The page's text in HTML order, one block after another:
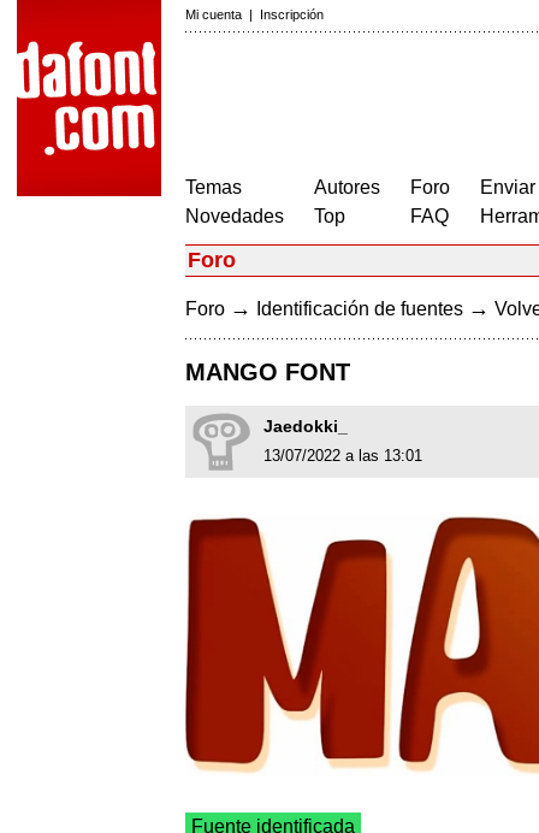
Mi cuenta | Inscripción
Temas
Novedades
Autores
Top
Foro
FAQ
Foro
Foro → Identificación de fuentes →
MANGO FONT
Jaedokki_
13/07/2022 a las 13:01
Fuente identificada